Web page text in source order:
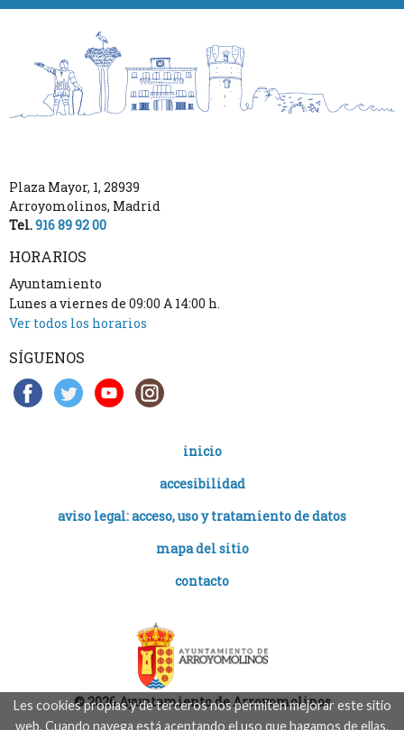
Les cookies propias y de terceros nos permiten mejorar este sitio
web. Cuando navega está aceptando el uso que hagamos de ellas.
Plaza Mayor, 1, 28939
Arroyomolinos, Madrid
Tel.916 89 92 00
HORARIOS
Ayuntamiento
Lunes a viernes de 09:00 A 14:00 h.
Ver todos los horarios
SÍGUENOS
inicio
accesibilidad
aviso legal: acceso, uso y tratamiento de datos
mapa del sitio
contacto
© 2026 Ayuntamiento de Arroyomolinos